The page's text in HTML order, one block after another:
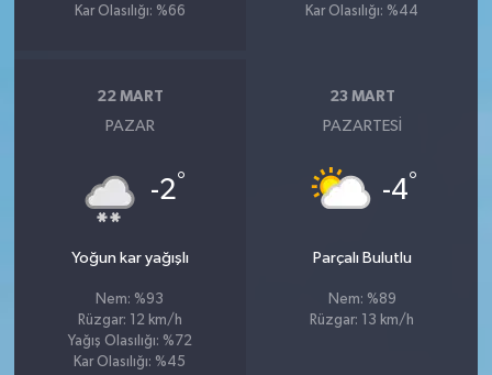
Kar Olasılığı: %66
Kar Olasılığı: %44
22 MART
PAZAR
-2°
Yoğun kar yağışlı
Nem: %93
Rüzgar: 12 km/h
Yağış Olasılığı: %72
Kar Olasılığı: %45
23 MART
PAZARTESI
-4°
Parçalı Bulutlu
Nem: %89
Rüzgar: 13 km/h